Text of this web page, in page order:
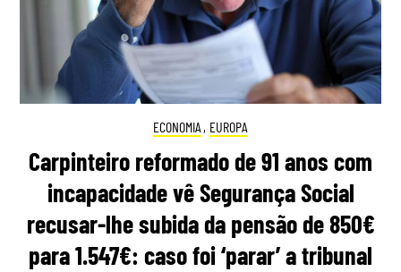
ECONOMIA , EUROPA
Carpinteiro reformado de 91 anos com
incapacidade vê Segurança Social
recusar-lhe subida da pensão de 850€
para 1.547€: caso foi ‘parar’ a tribunal